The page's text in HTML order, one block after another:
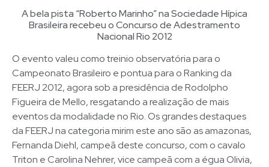
A bela pista “Roberto Marinho” na Sociedade Hípica
Brasileira recebeu o Concurso de Adestramento
Nacional Rio 2012
O evento valeu como treinio observatória para o
Campeonato Brasileiro e pontua para o Ranking da
FEERJ 2012, agora sob a presidência de Rodolpho
Figueira de Mello, resgatando a realização de mais
eventos da modalidade no Rio. Os grandes destaques
da FEERJ na categoria mirim este ano são as amazonas,
Fernanda Diehl, campeã deste concurso, com o cavalo
Triton e Carolina Nehrer, vice campeã com a égua Olivia,